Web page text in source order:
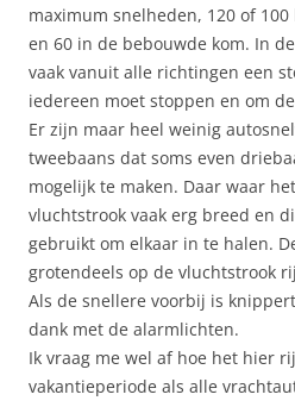
maximum snelheden, 120 of
en 60 in de bebouwde kom. In
vaak vanuit alle richtingen een
iedereen moet stoppen en om
Er zijn maar heel weinig
tweebaans dat soms even
mogelijk te maken. Daar waar
vluchtstrook vaak erg breed en
gebruikt om elkaar in te halen.
grotendeels op de vluchtstrook
Als de snellere voorbij is
dank met de alarmlichten.
Ik vraag me wel af hoe het hier
vakantieperiode als alle